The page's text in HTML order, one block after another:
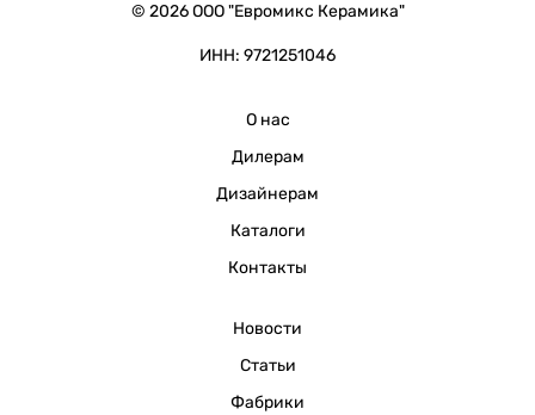
© 2026 ООО "Евромикс Керамика"
ИНН: 9721251046
О нас
Дилерам
Дизайнерам
Каталоги
Контакты
Новости
Статьи
Фабрики